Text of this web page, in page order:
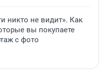
никто не видит». Как
вы покупаете
с фото